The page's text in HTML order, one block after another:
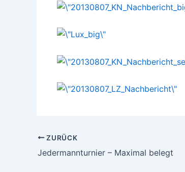
ZURÜCK
Jedermannturnier – Maximal belegt